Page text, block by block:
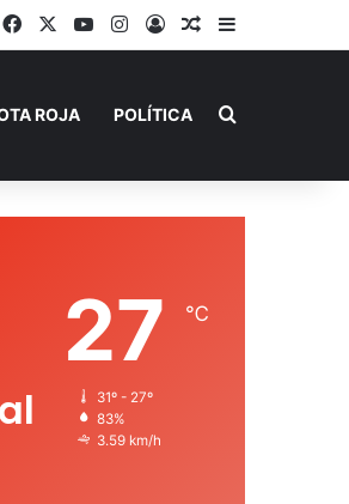
FacebookYouTubeInstagram
AccesoPublicación al
Barra lateral
ROJA POLÍTICA Buscar por
27 ℃
31º - 27º
83%
3.59 km/h